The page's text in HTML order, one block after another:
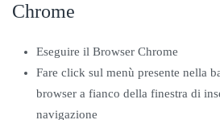
Chrome
Eseguire il Browser Chrome
Fare click sul menù presente nella
browser a fianco della finestra di
navigazione